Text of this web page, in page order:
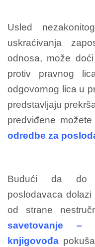
Usled
uskraćivanja
odnosa, može
protiv pravnog
odgovornog lica u
predstavljaju
predviđene
odredbe za
Budući da do
poslodavaca
od strane
savetovanje
knjigovođa